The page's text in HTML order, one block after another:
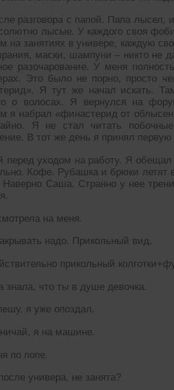
разговора с папой. Папа лысел,
лысые. У каждого своя
на занятиях в универе, каждую
маски, шампуни – никто не
разочарование. У меня
Это было не порно, просто
Я тут же начал искать.
о волосах. Я вернулся на
я набрал «финастерид от
Я не стал читать
В тот же день я принял первую
уходом на работу. Я
Кофе. Рубашка и брюки летят
Саша. Странно у нее
на меня.
надо. Прикольный вид.
прикольный
что ты в душе девочка.
я уже опоздал.
я на машине.
по попе.
универа, не занята?